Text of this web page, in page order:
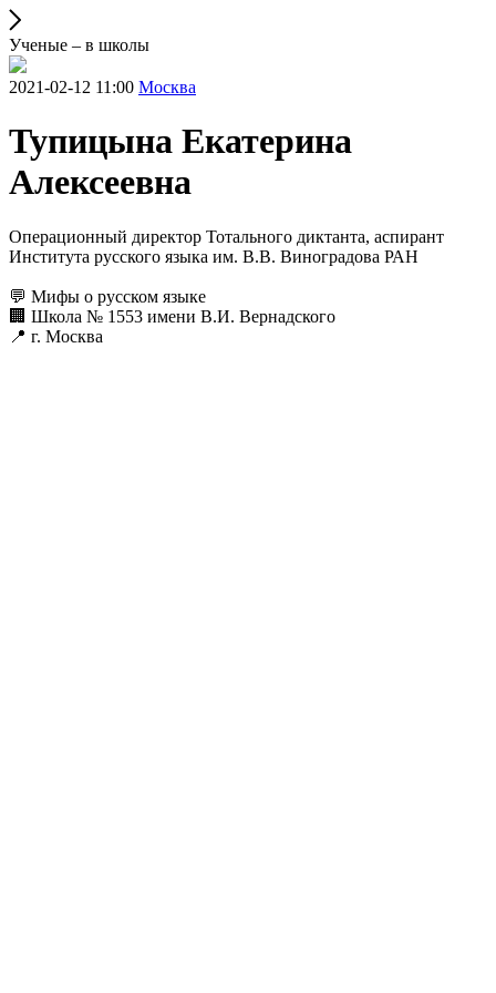
Ученые – в школы
2021-02-12 11:00 Москва
Тупицына Екатерина
Алексеевна
Операционный директор Тотального диктанта, аспирант
Института русского языка им. В.В. Виноградова РАН
💬 Мифы о русском языке
🏢 Школа № 1553 имени В.И. Вернадского
📍 г. Москва